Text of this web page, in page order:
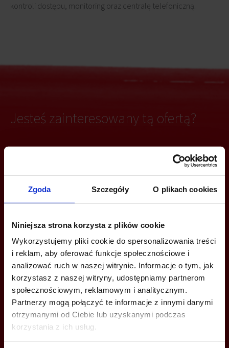
Zgoda Szczegóły O plikach cookies
Niniejsza strona korzysta z plików cookie
Wykorzystujemy pliki cookie do spersonalizowania treści
i reklam, aby oferować funkcje społecznościowe i
analizować ruch w naszej witrynie. Informacje o tym, jak
korzystasz z naszej witryny, udostępniamy partnerom
społecznościowym, reklamowym i analitycznym.
Partnerzy mogą połączyć te informacje z innymi danymi
otrzymanymi od Ciebie lub uzyskanymi podczas
korzystania z ich usług.
kontroli dostępu, monitoring oraz centralę telefoniczną.
Jesteś zainteresowany tą ofertą?
+48 22 167 04 00
MOŻESZ TEŻ ZOSTAWIĆ SWÓJ NUMER, A MY SKONTAKTUJEMY SIĘ
Z TOBĄ